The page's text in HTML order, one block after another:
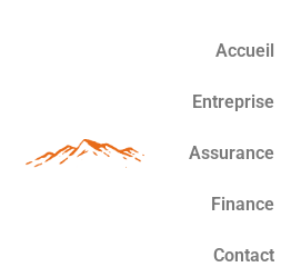
Accueil
Entreprise
Assurance
Finance
Contact